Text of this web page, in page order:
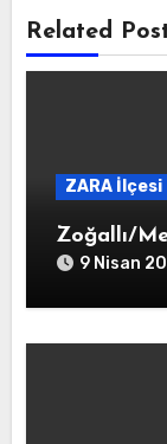
Related
ZARA İlçesi
Zoğallı/
9 Nisan